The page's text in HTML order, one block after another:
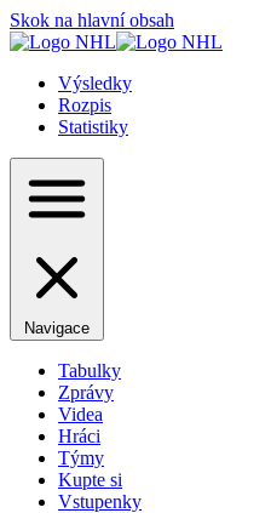
Skok na hlavní obsah
Výsledky
Rozpis
Statistiky
Navigace
Tabulky
Zprávy
Videa
Hráci
Týmy
Kupte si
Vstupenky